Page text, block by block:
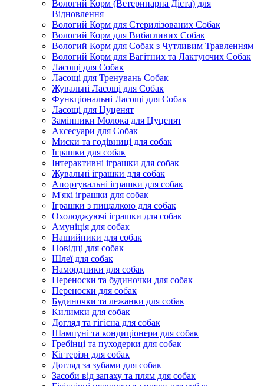
Вологий Корм (Ветеринарна Дієта) для
Відновлення
Вологий Корм для Стерилізованих Собак
Вологий Корм для Вибагливих Собак
Вологий Корм для Собак з Чутливим Травленням
Вологий Корм для Вагітних та Лактуючих Собак
Ласощі для Собак
Ласощі для Тренувань Собак
Жувальні Ласощі для Собак
Функціональні Ласощі для Собак
Ласощі для Цуценят
Замінники Молока для Цуценят
Аксесуари для Собак
Миски та годівниці для собак
Іграшки для собак
Інтерактивні іграшки для собак
Жувальні іграшки для собак
Апортувальні іграшки для собак
М'які іграшки для собак
Іграшки з пищалкою для собак
Охолоджуючі іграшки для собак
Амуніція для собак
Нашийники для собак
Повідці для собак
Шлеї для собак
Намордники для собак
Переноски та будиночки для собак
Переноски для собак
Будиночки та лежанки для собак
Килимки для собак
Догляд та гігієна для собак
Шампуні та кондиціонери для собак
Гребінці та пуходерки для собак
Кігтерізи для собак
Догляд за зубами для собак
Засоби від запаху та плям для собак